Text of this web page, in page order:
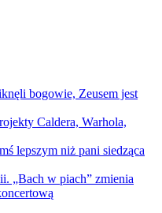
bogowie, Zeusem jest
Caldera, Warhola,
lepszym niż pani siedząca
„Bach w piach” zmienia